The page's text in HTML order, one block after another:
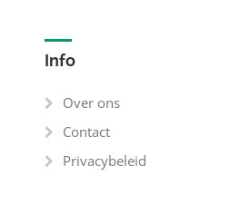
Info
Over ons
Contact
Privacybeleid